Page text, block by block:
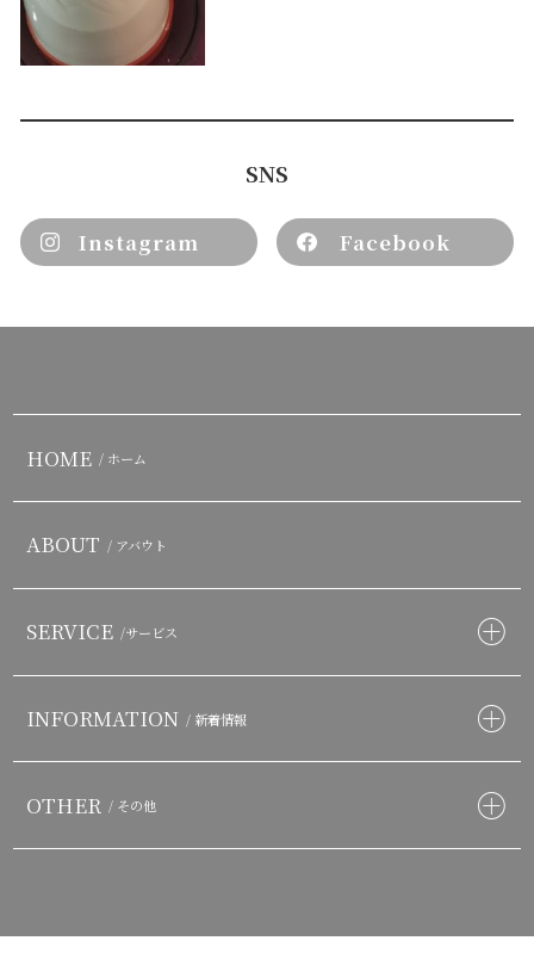
SNS
Instagram Facebook
HOME / ホーム
ABOUT / アバウト
SERVICE /サービス
INFORMATION / 新着情報
OTHER / その他